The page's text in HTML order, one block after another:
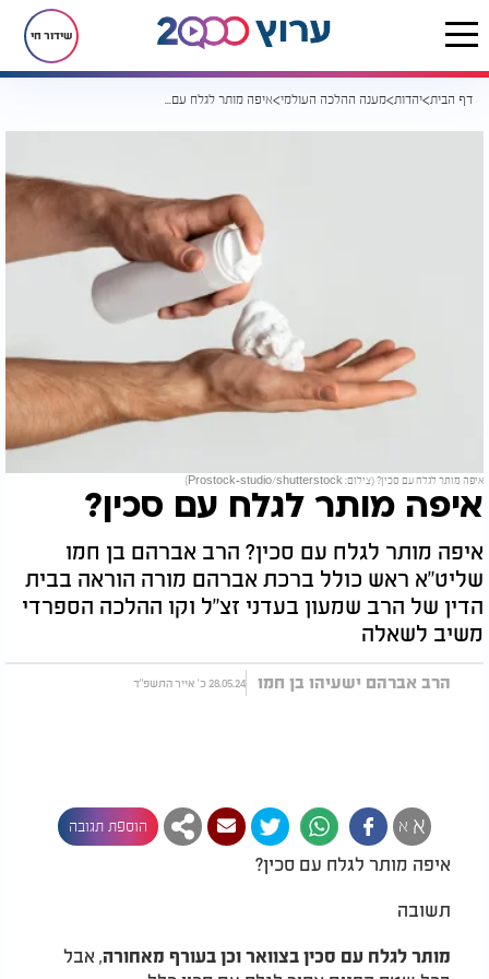
שידור חי
דף הבית יהדות מענה ההלכה העולמי איפה מותר לגלח עם סכין?
איפה מותר לגלח עם סכין? (צילום: Prostock-studio/shutterstock)
איפה מותר לגלח עם סכין?
איפה מותר לגלח עם סכין? הרב אברהם בן חמו
שליט"א ראש כולל ברכת אברהם מורה הוראה בבית
הדין של הרב שמעון בעדני זצ"ל וקו ההלכה הספרדי
משיב לשאלה
הרב אברהם ישעיהו בן חמו 28.05.24 כ' אייר התשפ"ד
א א הוספת תגובה
איפה מותר לגלח עם סכין?
תשובה
מותר לגלח עם סכין בצוואר וכן בעורף מאחורה, אבל